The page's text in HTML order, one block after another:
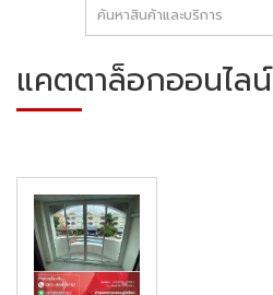
แคตตาล็อกออนไลน์